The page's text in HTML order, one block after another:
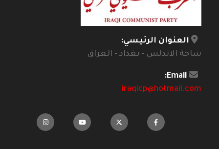
العنوان الرئيسي:
ساحة الاندلس - بغداد - العراق
Email:
iraqicp@hotmail.com